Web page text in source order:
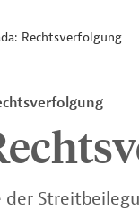
Rechtsverfolgung